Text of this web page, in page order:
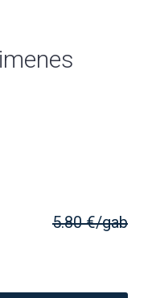
5.80 €/gab